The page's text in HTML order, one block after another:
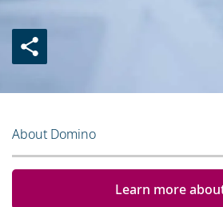
About Domino
Learn more